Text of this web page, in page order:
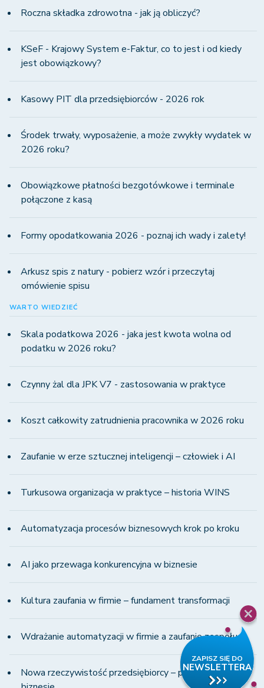
Roczna składka zdrowotna - jak ją obliczyć?
KSeF - Krajowy System e-Faktur, co to jest i od kiedy
jest obowiązkowy?
Kasowy PIT dla przedsiębiorców - 2026 rok
Środek trwały, wyposażenie, a może zwykły wydatek w
2026 roku?
Obowiązkowe płatności bezgotówkowe i terminale
połączone z kasą
Formy opodatkowania 2026 - poznaj ich wady i zalety!
Arkusz spis z natury - pobierz wzór i przeczytaj
omówienie spisu
WARTO WIEDZIEĆ
Skala podatkowa 2026 - jaka jest kwota wolna od
podatku w 2026 roku?
Czynny żal dla JPK V7 - zastosowania w praktyce
Koszt całkowity zatrudnienia pracownika w 2026 roku
Zaufanie w erze sztucznej inteligencji – człowiek i AI
Turkusowa organizacja w praktyce – historia WINS
Automatyzacja procesów biznesowych krok po kroku
AI jako przewaga konkurencyjna w biznesie
Kultura zaufania w firmie – fundament transformacji
Wdrażanie automatyzacji w firmie a zaufanie zespołu
Nowa rzeczywistość przedsiębiorcy – presja i zmiany w